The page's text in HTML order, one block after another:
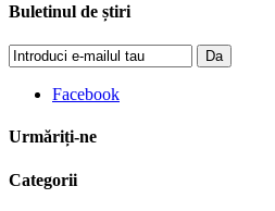
Buletinul de știri
Da
Facebook
Urmăriți-ne
Categorii